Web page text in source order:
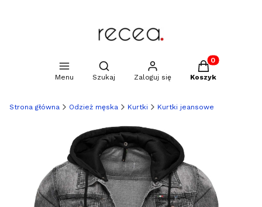
Menu
Otwórz wyszukiwarkę
Szukaj Zaloguj się
Produkty w
Koszyk
Strona główna Odzież męska Kurtki Kurtki jeansowe